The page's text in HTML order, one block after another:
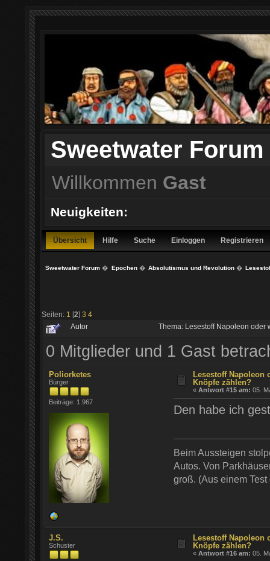
Sweetwater Forum
Willkommen Gast
Neuigkeiten:
Übersicht Hilfe Suche Einloggen Registrieren
Sweetwater Forum � Epochen� Absolutismus und Revolution�
Seiten: 1 [2] 3 4
Autor Thema: Lesestoff Napoleon
0 Mitglieder und 1 Gast
Poliorketes
Bürger
Beiträge: 1.967
Lesestoff Napoleon
Knöpfe zählen?
«Antwort #15 am: 05.
Den habe ich
Beim Aussteigen
Autos. Von
groß. (Aus einem
J.S.
Schuster
Lesestoff Napoleon
Knöpfe zählen?
«Antwort #16 am: 05.